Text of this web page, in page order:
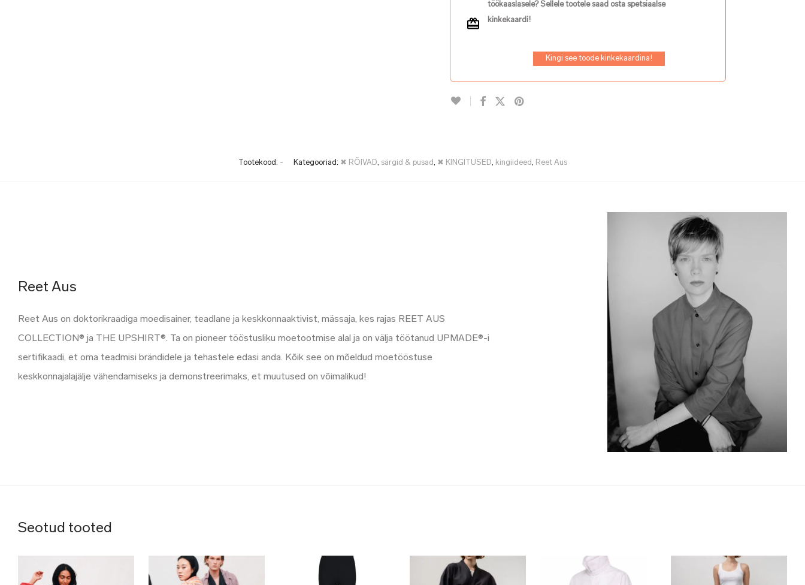
töökaaslasele? Sellele tootele saad osta spetsiaalse
kinkekaardi!
Kingi see toode kinkekaardina!
Tootekood: - Kategooriad: ✖ RÕIVAD, särgid & pusad, ✖ KINGITUSED, kingiideed, Reet Aus
Reet Aus
Reet Aus on doktorikraadiga moedisainer, teadlane ja keskkonnaaktivist, mässaja, kes rajas REET AUS
COLLECTION® ja THE UPSHIRT®. Ta on pioneer tööstusliku moetootmise alal ja on välja töötanud UPMADE®-i
sertifikaadi, et oma teadmisi brändidele ja tehastele edasi anda. Kõik see on mõeldud moetööstuse
keskkonnajalajälje vähendamiseks ja demonstreerimaks, et muutused on võimalikud!
Seotud tooted